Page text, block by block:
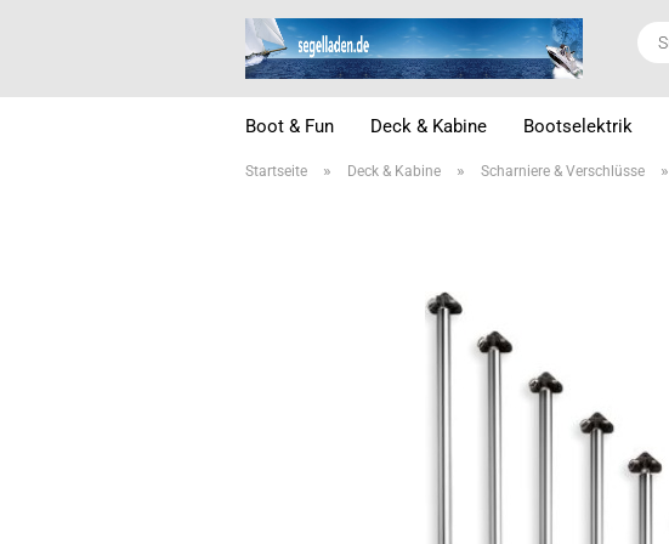
Boot & Fun Deck & Kabine Bootselektrik
Startseite » Deck & Kabine » Scharniere & Verschlüsse »